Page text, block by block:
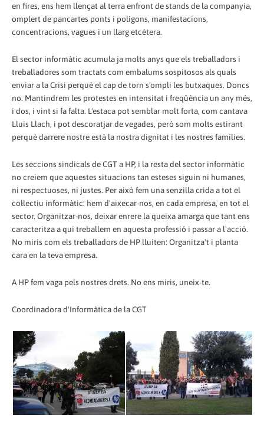
en fires, ens hem llençat al terra enfront de stands de la companyia,
omplert de pancartes ponts i polígons, manifestacions,
concentracions, vagues i un llarg etcètera.
El sector informàtic acumula ja molts anys que els treballadors i
treballadores som tractats com embalums sospitosos als quals
enviar a la Crisi perquè el cap de torn s'ompli les butxaques. Doncs
no. Mantindrem les protestes en intensitat i freqüència un any més,
i dos, i vint si fa falta. L'estaca pot semblar molt forta, com cantava
Lluis Llach, i pot descoratjar de vegades, però som molts estirant
perquè darrere nostre està la nostra dignitat i les nostres famílies.
Les seccions sindicals de CGT a HP, i la resta del sector informàtic
no creiem que aquestes situacions tan esteses siguin ni humanes,
ni respectuoses, ni justes. Per això fem una senzilla crida a tot el
col·lectiu informàtic: hem d'aixecar-nos, en cada empresa, en tot el
sector. Organitzar-nos, deixar enrere la queixa amarga que tant ens
caracteritza a qui treballem en aquesta professió i passar a l'acció.
No miris com els treballadors de HP lluiten: Organitza't i planta
cara en la teva empresa.
A HP fem vaga pels nostres drets. No ens miris, uneix-te.
Coordinadora d'Informàtica de la CGT